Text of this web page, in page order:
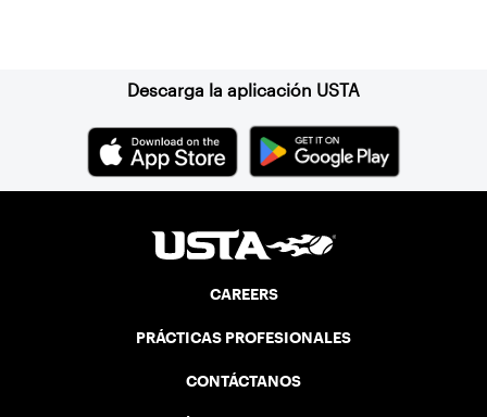
Descarga la aplicación USTA
CAREERS
PRÁCTICAS PROFESIONALES
CONTÁCTANOS